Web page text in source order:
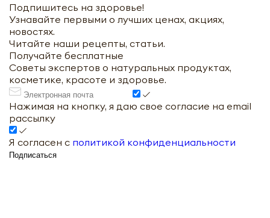
Подпишитесь на здоровье!
Узнавайте первыми о лучших ценах, акциях,
новостях.
Читайте наши рецепты, статьи.
Получайте бесплатные
Советы экспертов о натуральных продуктах,
косметике, красоте и здоровье.
Нажимая на кнопку, я даю свое согласие на email
рассылку
Я согласен с политикой конфиденциальности
Подписаться